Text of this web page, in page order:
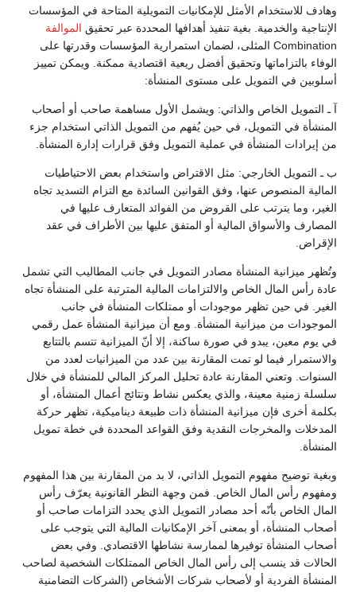
وهادف للاستخدام الأمثل للإمكانيات التمويلية المتاحة في المؤسسات
الإنتاجية والخدمية. بغية تنفيذ أهدافها المحددة عبر تحقيقالموالفة
Combination المثلى، لضمان استمرارية المؤسسات وقدرتها على
الوفاء بالتزاماتها وتحقيق أفضل ريعية اقتصادية ممكنة. ويمكن تمييز
أسلوبين في التمويل على مستوى المنشأة:
آ ـ التمويل الخاص والذاتي: ويشمل الأول مساهمة صاحب أو أصحاب
المنشأة في التمويل، في حين يُفهم من التمويل الذاتي استخدام جزء
من إيرادات المنشأة في عملية التمويل وفق قرارات إدارة المنشأة.
ب ـ التمويل الخارجي: مثل الاقتراض واستخدام بعض الاحتياطيات
المالية المنصوص عنها، وفق القوانين السائدة مع التزام التسديد تجاه
الغير، وما يترتب على القروض من الفوائد المتعارف عليها في
المصارف والأسواق المالية أو المتفق عليها بين الأطراف في عقد
الإقراض.
وتُظهر ميزانية المنشأة مصادر التمويل في جانب المطاليب التي تشمل
عادة رأس المال الخاص والالتزامات المالية المترتبة على المنشأة تجاه
الغير. في حين تظهر موجودات أو ممتلكات المنشأة في جانب
الموجودات من ميزانية المنشأة. ومع أن ميزانية المنشأة عمل رقمي
في يوم معين، يبدو في صورة ساكنة، إلا أنّ الميزانية تتسم بالتتابع
والاستمرار فيما لو تمت المقارنة بين عدد من الميزانيات لعدد من
السنوات. وتعني المقارنة عادة تحليل المركز المالي للمنشأة في خلال
سلسلة زمنية معينة، والذي يعكس نشاط ونتائج أعمال المنشأة، أو
بكلمة أخرى فإن ميزانية المنشأة ذات طبيعة ديناميكية، تظهر حركة
المدخلات والمخرجات النقدية وفق القواعد المحددة في خطة تمويل
المنشأة.
وبغية توضيح مفهوم التمويل الذاتي، لا بد من المقارنة بين هذا المفهوم
ومفهوم رأس المال الخاص. فمن وجهة النظر القانونية يعرّف رأس
المال الخاص بأنّه أحد مصادر التمويل الذي يحدد التزامات صاحب أو
أصحاب المنشأة، أو بمعنى آخر الإمكانيات المالية التي يتوجب على
أصحاب المنشأة توفيرها لممارسة نشاطها الاقتصادي. وفي بعض
الحالات قد ينسب إلى رأس المال الخاص الممتلكات الشخصية لصاحب
المنشأة الفردية أو لأصحاب شركات الأشخاص (الشركات التضامنية